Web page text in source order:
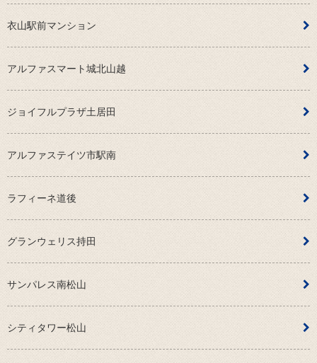
衣山駅前マンション
アルファスマート城北山越
ジョイフルプラザ土居田
アルファステイツ市駅南
ラフィーネ道後
グランウェリス持田
サンパレス南松山
シティタワー松山